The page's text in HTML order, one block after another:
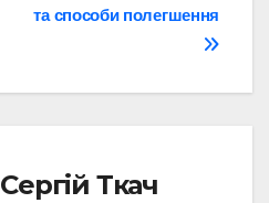
та способи полегшення
Сергій Ткач